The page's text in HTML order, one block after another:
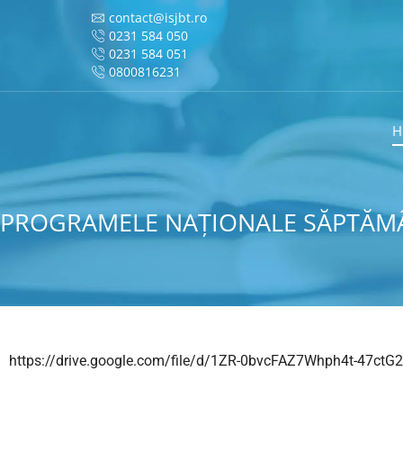
contact@isjbt.ro
0231 584 050
0231 584 051
0800816231
PROGRAMELE NAȚIONALE
https://drive.google.com/file/d/1ZR-0bvcFAZ7Whph4t-